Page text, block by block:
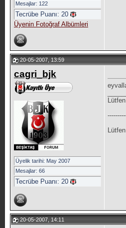
Mesajlar: 122
Tecrübe Puanı: 20
Üyenin Fotoğraf Albümleri
20-05-2007, 13:59
cagri_bjk
Üyelik tarihi: May 2007
Mesajlar: 66
Tecrübe Puanı: 20
20-05-2007, 14:11